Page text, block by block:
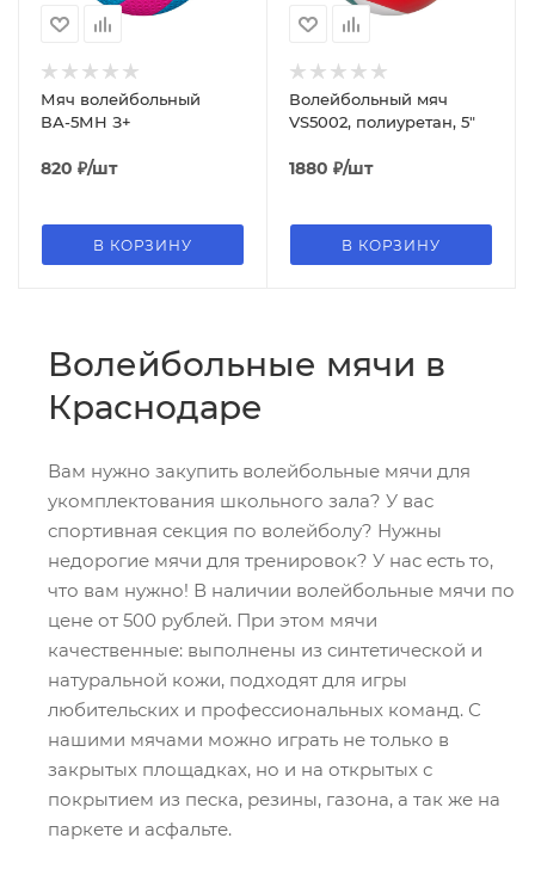
Мяч волейбольный
ВА-5МН З+
820 ₽/шт
В КОРЗИНУ
Волейбольный мяч
VS5002, полиуретан, 5"
1880 ₽/шт
В КОРЗИНУ
Волейбольные мячи в
Краснодаре
Вам нужно закупить волейбольные мячи для
укомплектования школьного зала? У вас
спортивная секция по волейболу? Нужны
недорогие мячи для тренировок? У нас есть то,
что вам нужно! В наличии волейбольные мячи по
цене от 500 рублей. При этом мячи
качественные: выполнены из синтетической и
натуральной кожи, подходят для игры
любительских и профессиональных команд. С
нашими мячами можно играть не только в
закрытых площадках, но и на открытых с
покрытием из песка, резины, газона, а так же на
паркете и асфальте.